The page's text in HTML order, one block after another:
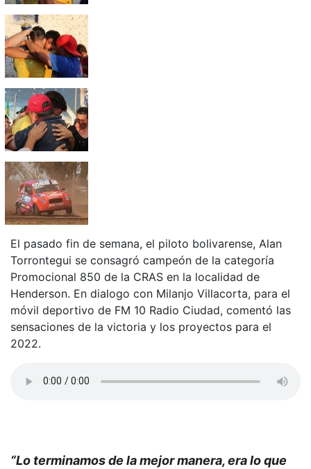
El pasado fin de semana, el piloto bolivarense, Alan
Torrontegui se consagró campeón de la categoría
Promocional 850 de la CRAS en la localidad de
Henderson. En dialogo con Milanjo Villacorta, para el
móvil deportivo de FM 10 Radio Ciudad, comentó las
sensaciones de la victoria y los proyectos para el
2022.
“Lo terminamos de la mejor manera, era lo que